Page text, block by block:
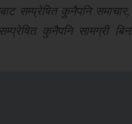
सम्प्रेषित कुनैपनि
कुनैपनि सामग्री